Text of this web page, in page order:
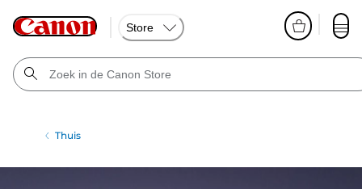
Store
Thuis